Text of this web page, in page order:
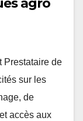
agro
Prestataire de
sur les
de
accès aux